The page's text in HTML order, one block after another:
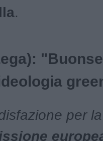
.
per